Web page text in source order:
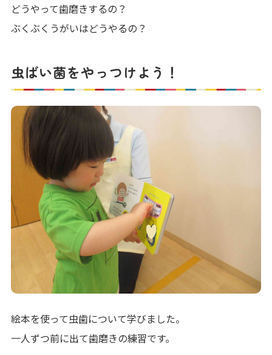
どうやって歯磨きするの？
ぶくぶくうがいはどうやるの？
虫ばい菌をやっつけよう！
絵本を使って虫歯について学びました。
一人ずつ前に出て歯磨きの練習です。